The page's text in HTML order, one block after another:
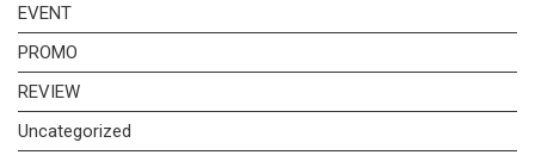
EVENT
PROMO
REVIEW
Uncategorized